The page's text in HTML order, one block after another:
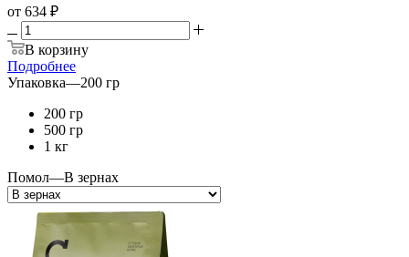
от 634 ₽
В корзину
Подробнее
Упаковка—200 гр
200 гр
500 гр
1 кг
Помол—В зернах